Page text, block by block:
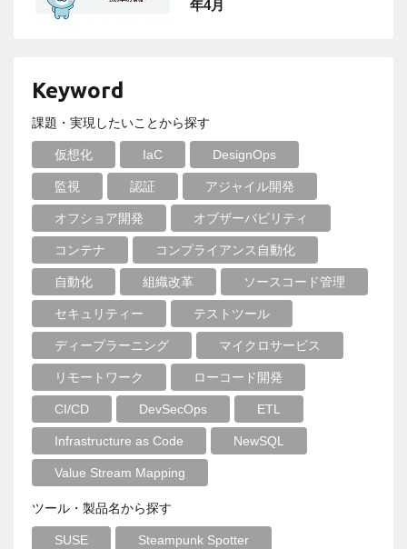
年4月
Keyword
課題・実現したいことから探す
仮想化 IaC DesignOps
監視 認証 アジャイル開発
オフショア開発 オブザーバビリティ
コンテナ コンプライアンス自動化
自動化 組織改革 ソースコード管理
セキュリティー テストツール
ディープラーニング マイクロサービス
リモートワーク ローコード開発
CI/CD DevSecOps ETL
Infrastructure as Code NewSQL
Value Stream Mapping
ツール・製品名から探す
SUSE Steampunk Spotter